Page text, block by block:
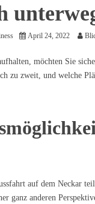
April 24, 2022
möchten Sie
zu zweit, und welche
auf dem Neckar
ganz anderen